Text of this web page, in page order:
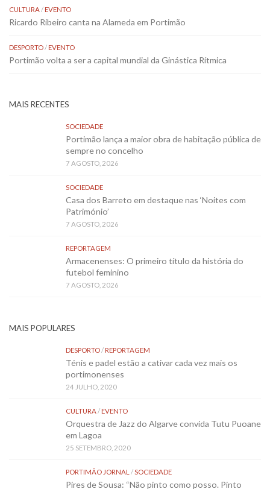
CULTURA/EVENTO
Ricardo Ribeiro canta na Alameda em Portimão
DESPORTO/EVENTO
Portimão volta a ser a capital mundial da Ginástica Rítmica
MAIS RECENTES
SOCIEDADE
Portimão lança a maior obra de habitação pública de
sempre no concelho
7 AGOSTO, 2026
SOCIEDADE
Casa dos Barreto em destaque nas ‘Noites com
Património’
7 AGOSTO, 2026
REPORTAGEM
Armacenenses: O primeiro título da história do
futebol feminino
7 AGOSTO, 2026
MAIS POPULARES
DESPORTO/REPORTAGEM
Ténis e padel estão a cativar cada vez mais os
portimonenses
24 JULHO, 2020
CULTURA/EVENTO
Orquestra de Jazz do Algarve convida Tutu Puoane
em Lagoa
25 SETEMBRO, 2020
PORTIMÃO JORNAL /SOCIEDADE
Pires de Sousa: “Não pinto como posso. Pinto